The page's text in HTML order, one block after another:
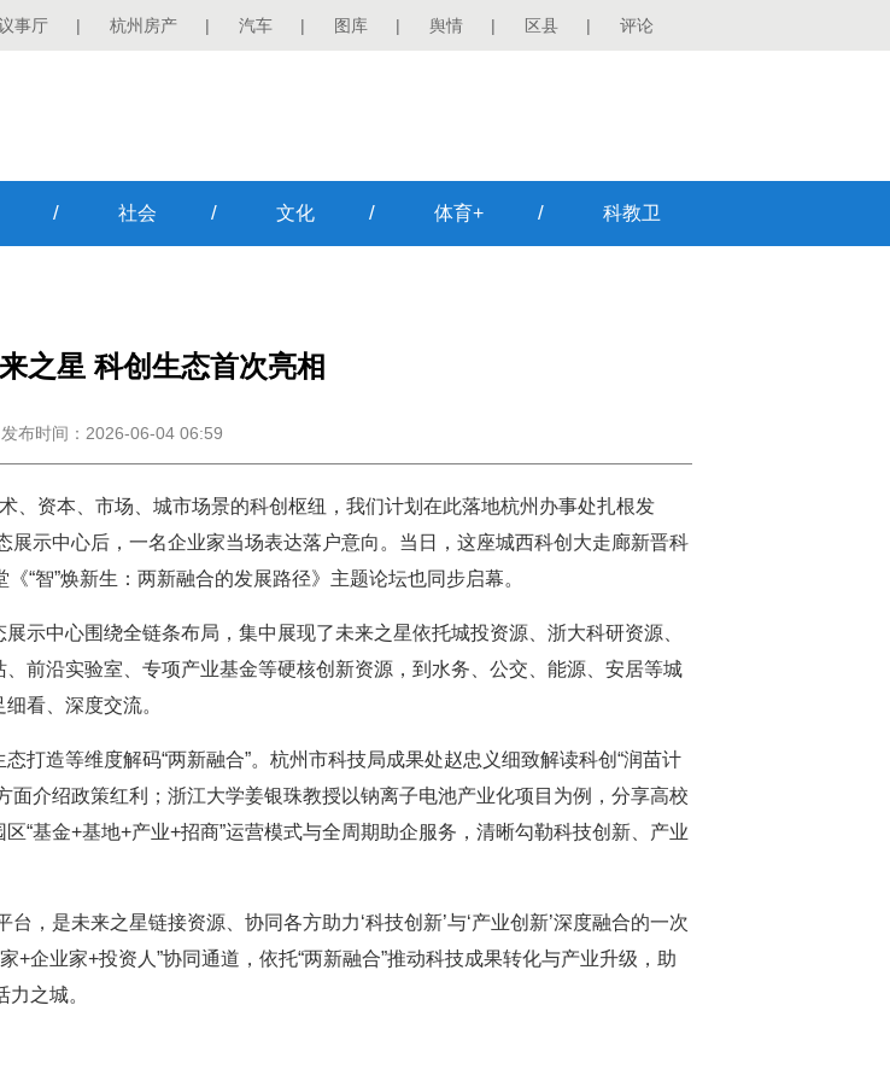
事厅 | 杭州房产 | 汽车 | 图库 | 舆情 | 区县 | 评论
/ 社会 / 文化 / 体育+ / 科教卫
之星 科创生态首次亮相
发布时间：2026-06-04 06:59
、资本、市场、城市场景的科创枢纽，我们计划在此落地杭州办事处扎根发
展示中心后，一名企业家当场表达落户意向。当日，这座城西科创大走廊新晋科
“智”焕新生：两新融合的发展路径》主题论坛也同步启幕。
示中心围绕全链条布局，集中展现了未来之星依托城投资源、浙大科研资源、
前沿实验室、专项产业基金等硬核创新资源，到水务、公交、能源、安居等城
看、深度交流。
打造等维度解码“两新融合”。杭州市科技局成果处赵忠义细致解读科创“润苗计
介绍政策红利；浙江大学姜银珠教授以钠离子电池产业化项目为例，分享高校
“基金+基地+产业+招商”运营模式与全周期助企服务，清晰勾勒科技创新、产业
，是未来之星链接资源、协同各方助力‘科技创新’与‘产业创新’深度融合的一次
+企业家+投资人”协同通道，依托“两新融合”推动科技成果转化与产业升级，助
之城。